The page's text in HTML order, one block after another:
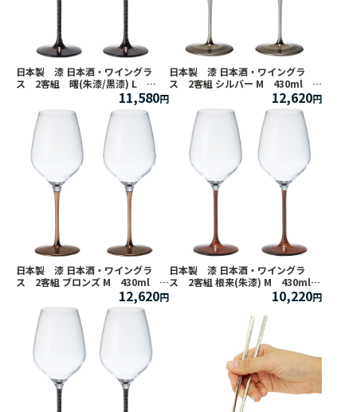
日本製 漆 日本酒・ワイングラ
ス 2客組 曙(朱漆/黒漆) L
550ml 【うるし/日本酒グラス/漆
塗り/漆器/ペアグラス】
11,580
日本製 漆 日本酒・ワイングラ
ス 2客組 シルバー M 430ml
【うるし/日本酒グラス/漆塗り/漆
器/ペアグラス/父の日】
12,620
日本製 漆 日本酒・ワイングラ
ス 2客組 ブロンズ M 430ml
【うるし/日本酒グラス/漆塗り/漆
器/ペアグラス/父の日】
12,620
日本製 漆 日本酒・ワイングラ
ス 2客組 根来(朱漆) M 430ml
【うるし/日本酒グラス/漆塗り/漆
10,220